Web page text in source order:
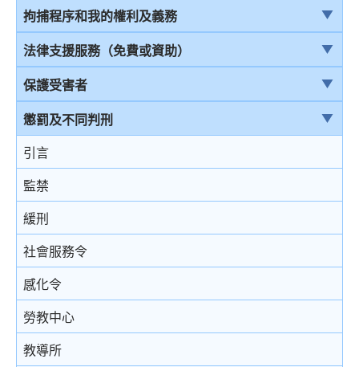
刑事訴訟及民事訴訟
事務律師與大律師
簡介律政司
香港法院及司法機構
經公訴程序定罪及經簡易程序定罪
首次聆訊
認罪
求情及判刑
認罪對判刑的影響
不認罪
審訊
結案陳詞及裁決
由陪審團審訊
上訴
少年法庭的司法管轄權
保護少年罪犯
少年法庭的聆訊程序
少年罪犯懲罰的限制
判刑原則
判刑
拘捕程序和我的權利及義務
引言
在公眾地方被警察截停和查問
在公眾地方被警察截停和搜身
緘默權
拒絕與警方合作的後果
拘捕
被捕後的權利
扣留被捕人士
錄取供詞
在警署及法庭分隔少年人
法律支援服務（免費或資助）
簡介本港部分法律援助
刑事訴訟法律援助計劃
當值律師計劃
免費法律諮詢計劃
免費法律諮詢計劃——不提供服務的案件類別
電話法律諮詢計劃
保護受害者
受害者的權利
兒童證人
無助證人 / 易受傷害的證人
錄影紀錄證據
以電視直播聯繫提供證據
書面供詞
懲罰及不同判刑
引言
監禁
緩刑
社會服務令
感化令
勞教中心
教導所